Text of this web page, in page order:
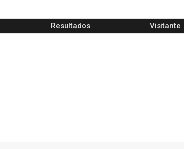
Resultados Visitante